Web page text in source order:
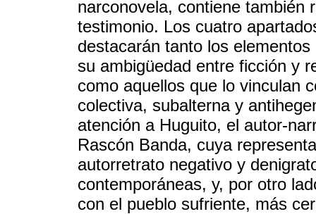
narconovela, contiene también
testimonio. Los cuatro
destacarán tanto los
su ambigüedad entre ficción y
como aquellos que lo vinculan
colectiva, subalterna y
atención a Huguito, el autor-
Rascón Banda, cuya
autorretrato negativo y
contemporáneas, y, por otro
con el pueblo sufriente, más